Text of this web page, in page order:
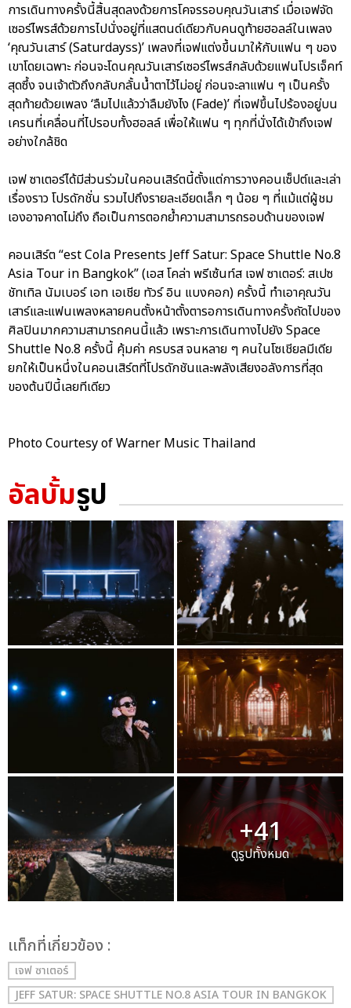
การเดินทางครั้งนี้สิ้นสุดลงด้วยการโคจรรอบคุณวันเสาร์ เมื่อเจฟจัด
เซอร์ไพรส์ด้วยการไปนั่งอยู่ที่แสตนด์เดียวกับคนดูท้ายฮอลล์ในเพลง
‘คุณวันเสาร์ (Saturdayss)’ เพลงที่เจฟแต่งขึ้นมาให้กับแฟน ๆ ของ
เขาโดยเฉพาะ ก่อนจะโดนคุณวันเสาร์เซอร์ไพรส์กลับด้วยแฟนโปรเจ็คท์
สุดซึ้ง จนเจ้าตัวถึงกลับกลั้นน้ำตาไว้ไม่อยู่ ก่อนจะลาแฟน ๆ เป็นครั้ง
สุดท้ายด้วยเพลง ‘ลืมไปแล้วว่าลืมยังไง (Fade)’ ที่เจฟขึ้นไปร้องอยู่บน
เครนที่เคลื่อนที่ไปรอบทั้งฮอลล์ เพื่อให้แฟน ๆ ทุกที่นั่งได้เข้าถึงเจฟ
อย่างใกล้ชิด
เจฟ ซาเตอร์ได้มีส่วนร่วมในคอนเสิร์ตนี้ตั้งแต่การวางคอนเซ็ปต์และเล่า
เรื่องราว โปรดักชั่น รวมไปถึงรายละเอียดเล็ก ๆ น้อย ๆ ที่แม้แต่ผู้ชม
เองอาจคาดไม่ถึง ถือเป็นการตอกย้ำความสามารถรอบด้านของเจฟ
คอนเสิร์ต “est Cola Presents Jeff Satur: Space Shuttle No.8
Asia Tour in Bangkok” (เอส โคล่า พรีเซ้นท์ส เจฟ ซาเตอร์: สเปซ
ชัทเทิล นัมเบอร์ เอท เอเชีย ทัวร์ อิน แบงคอก) ครั้งนี้ ทำเอาคุณวัน
เสาร์และแฟนเพลงหลายคนตั้งหน้าตั้งตารอการเดินทางครั้งถัดไปของ
ศิลปินมากความสามารถคนนี้แล้ว เพราะการเดินทางไปยัง Space
Shuttle No.8 ครั้งนี้ คุ้มค่า ครบรส จนหลาย ๆ คนในโซเชียลมีเดีย
ยกให้เป็นหนึ่งในคอนเสิร์ตที่โปรดักชันและพลังเสียงอลังการที่สุด
ของต้นปีนี้เลยทีเดียว
Photo Courtesy of Warner Music Thailand
อัลบั้มรูป
+41
ดูรูปทั้งหมด
เเท็กที่เกี่ยวข้อง :
เจฟ ซาเตอร์
JEFF SATUR: SPACE SHUTTLE NO.8 ASIA TOUR IN BANGKOK